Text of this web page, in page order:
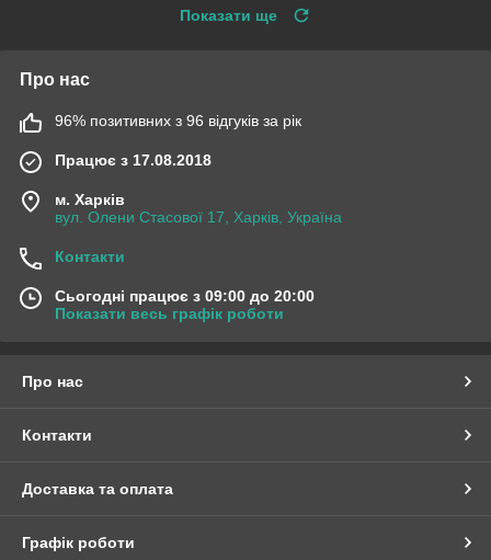
Показати ще
Про нас
96% позитивних з 96 відгуків за рік
Працює з 17.08.2018
м. Харків
вул. Олени Стасової 17, Харків, Україна
Контакти
Сьогодні працює з 09:00 до 20:00
Показати весь графік роботи
Про нас
Контакти
Доставка та оплата
Графік роботи